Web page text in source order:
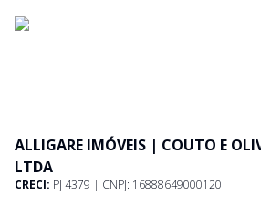
ALLIGARE IMÓVEIS | COUTO E
LTDA
CRECI: PJ 4379 | CNPJ: 16888649000120